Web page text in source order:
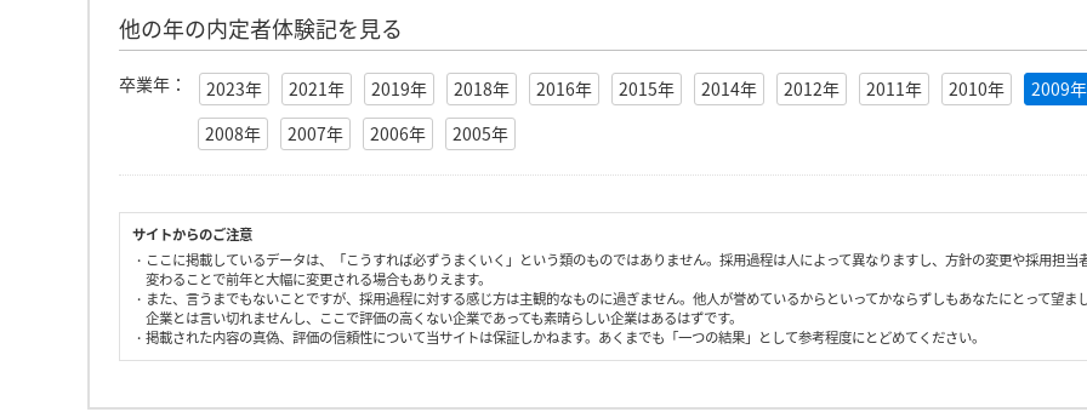
他の年の内定者体験記を見る
卒業年： 2023年 2021年 2019年 2018年 2016年 2015年 2014年 2012年 2011年 2010年
2009年
2008年
2007年 2006年 2005年
サイトからのご注意
・ここに掲載しているデータは、「こうすれば必ずうまくいく」という類のものではありません。採用過程は人によって異なりますし、方針の変更や採用担当
変わることで前年と大幅に変更される場合もありえます。
・また、言うまでもないことですが、採用過程に対する感じ方は主観的なものに過ぎません。他人が誉めているからといってかならずしもあなたにとって望ま
企業とは言い切れませんし、ここで評価の高くない企業であっても素晴らしい企業はあるはずです。
・掲載された内容の真偽、評価の信頼性について当サイトは保証しかねます。あくまでも「一つの結果」として参考程度にとどめてください。